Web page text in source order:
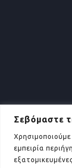
Σεβόμαστε
εμπειρία